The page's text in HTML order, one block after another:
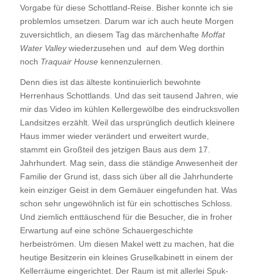
Vorgabe für diese Schottland-Reise. Bisher konnte ich sie
problemlos umsetzen. Darum war ich auch heute Morgen
zuversichtlich, an diesem Tag das märchenhafte Moffat
Water Valleywiederzusehen und auf dem Weg dorthin
noch Traquair Housekennenzulernen.
Denn dies ist das älteste kontinuierlich bewohnte
Herrenhaus Schottlands. Und das seit tausend Jahren, wie
mir das Video im kühlen Kellergewölbe des eindrucksvollen
Landsitzes erzählt. Weil das ursprünglich deutlich kleinere
Haus immer wieder verändert und erweitert wurde,
stammt ein Großteil des jetzigen Baus aus dem 17.
Jahrhundert. Mag sein, dass die ständige Anwesenheit der
Familie der Grund ist, dass sich über all die Jahrhunderte
kein einziger Geist in dem Gemäuer eingefunden hat. Was
schon sehr ungewöhnlich ist für ein schottisches Schloss.
Und ziemlich enttäuschend für die Besucher, die in froher
Erwartung auf eine schöne Schauergeschichte
herbeiströmen. Um diesen Makel wett zu machen, hat die
heutige Besitzerin ein kleines Gruselkabinett in einem der
Kellerräume eingerichtet. Der Raum ist mit allerlei Spuk-